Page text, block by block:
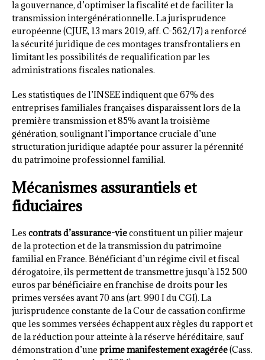
la gouvernance, d’optimiser la fiscalité et de faciliter la
transmission intergénérationnelle. La jurisprudence
européenne (CJUE, 13 mars 2019, aff. C-562/17) a renforcé
la sécurité juridique de ces montages transfrontaliers en
limitant les possibilités de requalification par les
administrations fiscales nationales.
Les statistiques de l’INSEE indiquent que 67% des
entreprises familiales françaises disparaissent lors de la
première transmission et 85% avant la troisième
génération, soulignant l’importance cruciale d’une
structuration juridique adaptée pour assurer la pérennité
du patrimoine professionnel familial.
Mécanismes assurantiels et
fiduciaires
Les contrats d’assurance-vieconstituent un pilier majeur
de la protection et de la transmission du patrimoine
familial en France. Bénéficiant d’un régime civil et fiscal
dérogatoire, ils permettent de transmettre jusqu’à 152 500
euros par bénéficiaire en franchise de droits pour les
primes versées avant 70 ans (art. 990 I du CGI). La
jurisprudence constante de la Cour de cassation confirme
que les sommes versées échappent aux règles du rapport et
de la réduction pour atteinte à la réserve héréditaire, sauf
démonstration d’une prime manifestement exagérée(Cass.